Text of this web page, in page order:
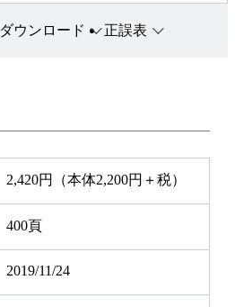
ダウンロード 正誤表
2,420円（本体2,200円＋税）
400頁
2019/11/24